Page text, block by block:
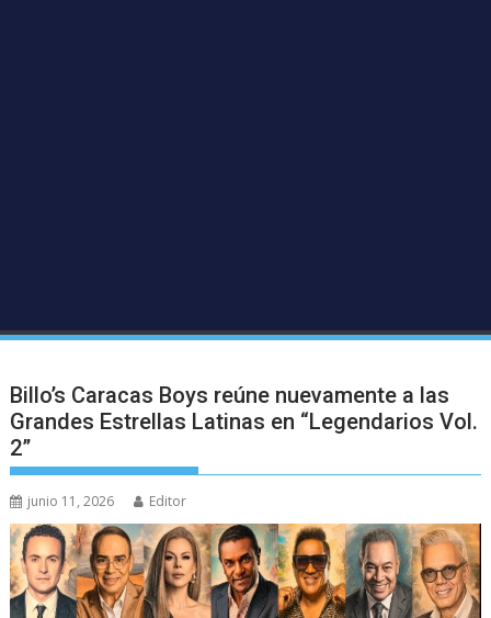
Billo’s Caracas Boys reúne nuevamente a las
Grandes Estrellas Latinas en “Legendarios Vol.
2”
junio 11, 2026 Editor